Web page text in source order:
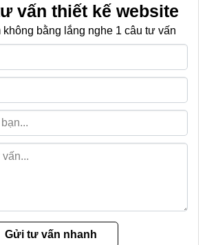
vấn thiết kế website
không bằng lắng nghe 1 câu tư vấn